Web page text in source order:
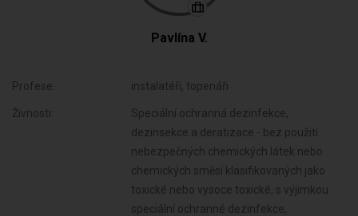
Pavlína V.
Profese: instalatéři, topenáři
Živnosti:
Speciální ochranná dezinfekce,
dezinsekce a deratizace - bez použití
nebezpečných chemických látek nebo
chemických směsí klasifikovaných jako
toxické nebo vysoce toxické, s výjimkou
speciální ochranné dezinfekce,